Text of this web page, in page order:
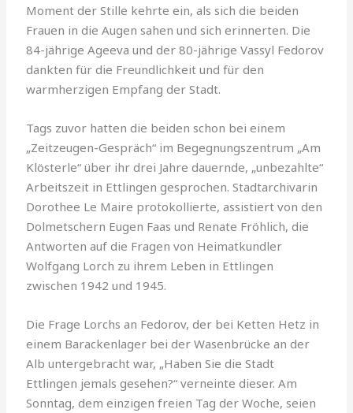
Moment der Stille kehrte ein, als sich die beiden
Frauen in die Augen sahen und sich erinnerten. Die
84-jährige Ageeva und der 80-jährige Vassyl Fedorov
dankten für die Freundlichkeit und für den
warmherzigen Empfang der Stadt.
Tags zuvor hatten die beiden schon bei einem
„Zeitzeugen-Gespräch“ im Begegnungszentrum „Am
Klösterle“ über ihr drei Jahre dauernde, „unbezahlte“
Arbeitszeit in Ettlingen gesprochen. Stadtarchivarin
Dorothee Le Maire protokollierte, assistiert von den
Dolmetschern Eugen Faas und Renate Fröhlich, die
Antworten auf die Fragen von Heimatkundler
Wolfgang Lorch zu ihrem Leben in Ettlingen
zwischen 1942 und 1945.
Die Frage Lorchs an Fedorov, der bei Ketten Hetz in
einem Barackenlager bei der Wasenbrücke an der
Alb untergebracht war, „Haben Sie die Stadt
Ettlingen jemals gesehen?“ verneinte dieser. Am
Sonntag, dem einzigen freien Tag der Woche, seien